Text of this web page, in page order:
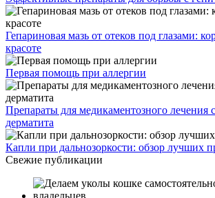
Гепариновая мазь от отеков под глазами:
красоте
Первая помощь при аллергии
Препараты для медикаментозного лечения
дерматита
Капли при дальнозоркости: обзор лучших
Свежие публикации